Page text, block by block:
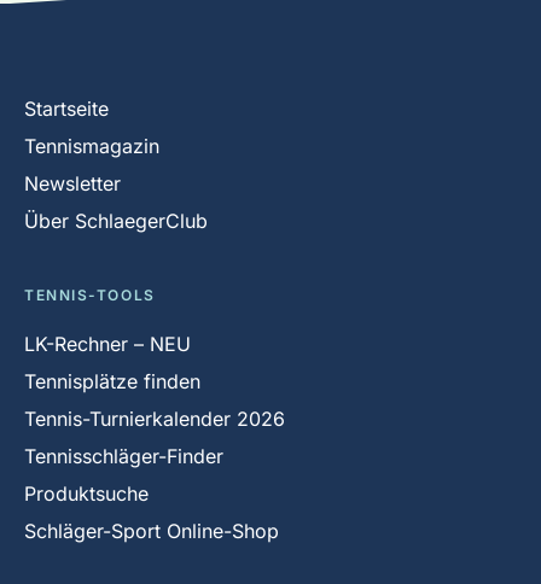
Startseite
Tennismagazin
Newsletter
Über SchlaegerClub
TENNIS-TOOLS
LK-Rechner – NEU
Tennisplätze finden
Tennis-Turnierkalender 2026
Tennisschläger-Finder
Produktsuche
Schläger-Sport Online-Shop